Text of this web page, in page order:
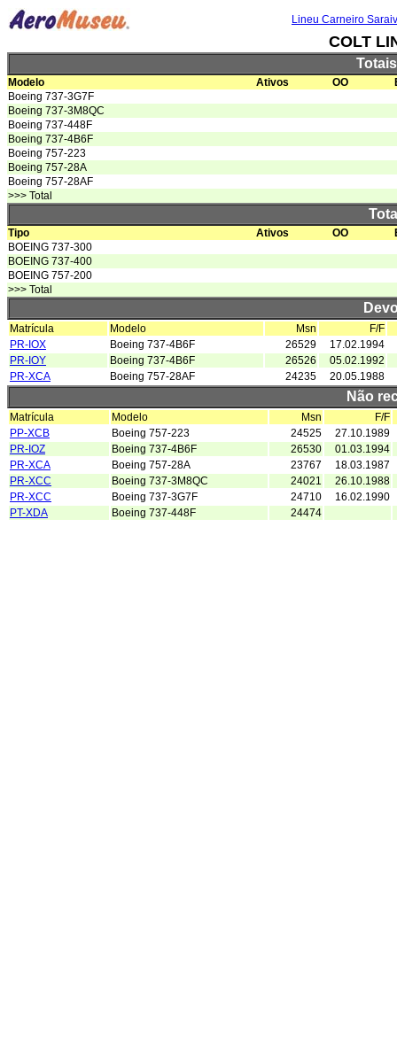
Lineu Carneiro
COLT
Modelo Ativos OO
Boeing 737-3G7F
Boeing 737-3M8QC
Boeing 737-448F
Boeing 737-4B6F
Boeing 757-223
Boeing 757-28A
Boeing 757-28AF
>>> Total
Tipo Ativos OO
BOEING 737-300
BOEING 737-400
BOEING 757-200
>>> Total
Matrícula Modelo Msn
F/F
PR-IOX
Boeing 737-4B6F 26529
17.02.1994
PR-IOY
Boeing 737-4B6F 26526
05.02.1992
PR-XCA
Boeing 757-28AF 24235 20.05.1988
Não
Matrícula Modelo Msn
F/F
PP-XCB
Boeing 757-223 24525
27.10.1989
PR-IOZ
Boeing 737-4B6F 26530
01.03.1994
PR-XCA
Boeing 757-28A 23767
18.03.1987
PR-XCC
Boeing 737-3M8QC 24021
26.10.1988
PR-XCC
Boeing 737-3G7F 24710
16.02.1990
PT-XDA
Boeing 737-448F 24474